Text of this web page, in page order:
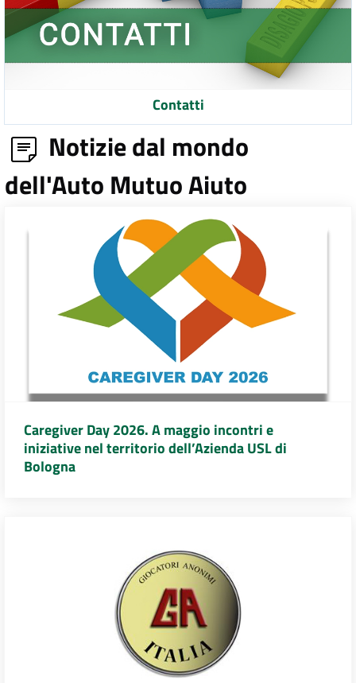
Contatti
Notizie dal mondo
dell'Auto Mutuo Aiuto
Caregiver Day 2026. A maggio incontri e
iniziative nel territorio dell’Azienda USL di
Bologna